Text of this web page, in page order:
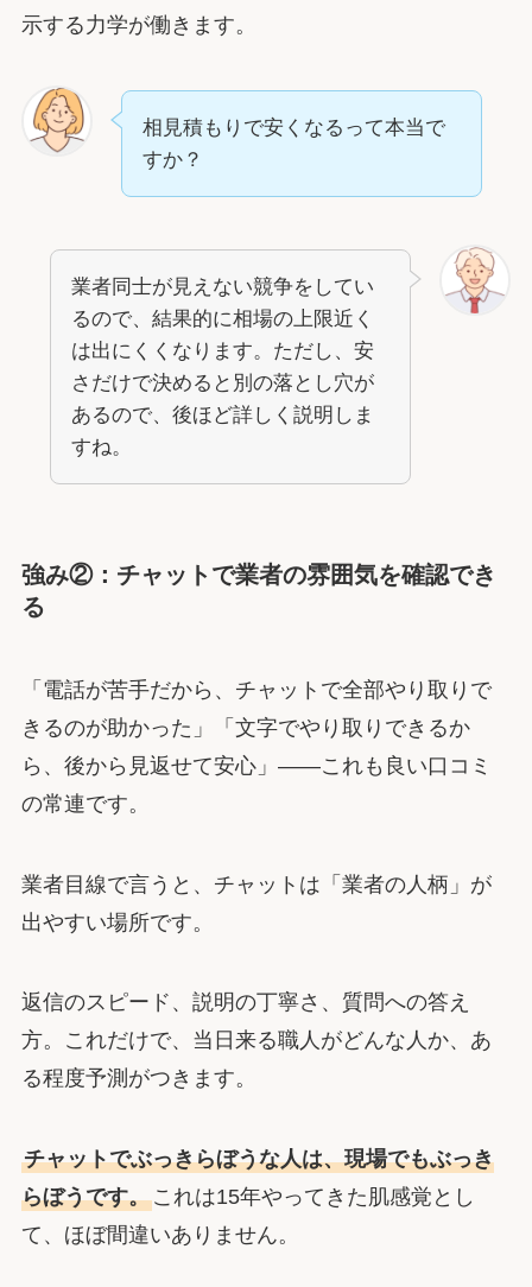
示する力学が働きます。
相見積もりで安くなるって本当で
すか？
業者同士が見えない競争をしてい
るので、結果的に相場の上限近く
は出にくくなります。ただし、安
さだけで決めると別の落とし穴が
あるので、後ほど詳しく説明しま
すね。
強み②：チャットで業者の雰囲気を確認でき
る
「電話が苦手だから、チャットで全部やり取りで
きるのが助かった」「文字でやり取りできるか
ら、後から見返せて安心」――これも良い口コミ
の常連です。
業者目線で言うと、チャットは「業者の人柄」が
出やすい場所です。
返信のスピード、説明の丁寧さ、質問への答え
方。これだけで、当日来る職人がどんな人か、あ
る程度予測がつきます。
チャットでぶっきらぼうな人は、現場でもぶっき
らぼうです。これは15年やってきた肌感覚とし
て、ほぼ間違いありません。